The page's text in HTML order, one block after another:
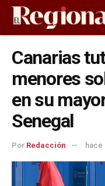
Canarias
menores
en su
Senegal
Por Redacción hace